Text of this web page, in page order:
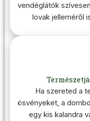
vendéglátók
lovak jelleméről
Ha szereted a
ösvényeket, a
egy kis kalandra